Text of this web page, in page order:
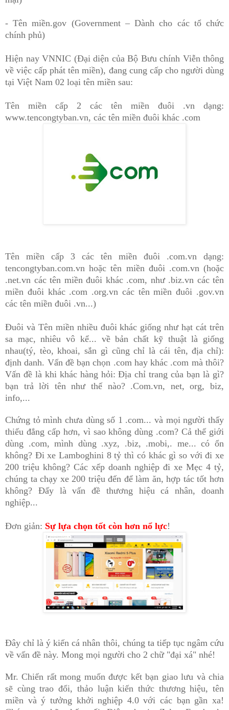
- Tên miền.gov (Government – Dành cho các tổ chức
chính phủ)
Hiện nay VNNIC (Đại diện của Bộ Bưu chính Viễn thông
về việc cấp phát tên miền), đang cung cấp cho người dùng
tại Việt Nam 02 loại tên miền sau:
Tên miền cấp 2 các tên miền đuôi .vn dạng:
www.tencongtyban.vn, các tên miền đuôi khác .com
Tên miền cấp 3 các tên miền đuôi .com.vn dạng:
tencongtyban.com.vnhoặc tên miền đuôi .com.vn (hoặc
.net.vn các tên miền đuôi khác .com, như.biz.vn các tên
miền đuôi khác .com .org.vn các tên miền đuôi .gov.vn
các tên miền đuôi .vn...)
Đuôi và Tên miền nhiều đuôi khác giống như hạt cát trên
sa mạc, nhiêu vô kể... về bản chất kỹ thuật là giống
nhau(tý, tèo, khoai, sắn gì cũng chỉ là cái tên,địa chỉ):
định danh. Vấn đề bạn chọn .com hay khác .com mà thôi?
Vấn đề là khi khác hàng hỏi: Địa chỉ trang của bạn là gì?
bạn trả lời tên như thế nào? .Com.vn, net, org, biz,
info,...
Chứng tỏmình chưa dùng số 1 .com... và mọi người thấy
thiếu đẳng cấp hơn, vì sao không dùng .com? Cả thế giới
dùng .com, mình dùng .xyz, .biz, .mobi,. me... có ổn
không? Đi xe Lamboghini 8 tỷ thì có khác gì so với đi xe
200 triệu không? Các xếp doanh nghiệp đi xe Mẹc 4 tỷ,
chúng ta chạy xe 200 triệuđến đểlàm ăn, hợp tác tốt hơn
không? Đấy là vấn đề thương hiệu cá nhân, doanh
nghiệp...
Đơn giản: Sự lựa chọn tốt còn hơn nổ lực!
Đây chỉ làý kiến cá nhân thôi, chúng ta tiếp tục ngâm cứu
về vấn đề này. Mong mọi người cho 2 chữ "đại xá" nhé!
Mr. Chiến rất mong muốn được kết bạn giao lưu và chia
sẽ cùng trao đổi, thảo luận kiến thức thương hiệu, tên
miền và ý tưởng khởi nghiệp 4.0 với các bạn gần xa!